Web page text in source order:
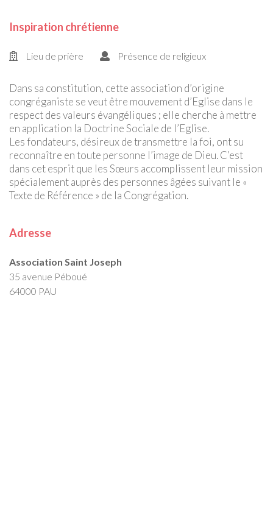
Inspiration chrétienne
Lieu de prière Présence de religieux
Dans sa constitution, cette association d’origine
congréganiste se veut être mouvement d’Eglise dans le
respect des valeurs évangéliques ; elle cherche à mettre
en application la Doctrine Sociale de l’Eglise.
Les fondateurs, désireux de transmettre la foi, ont su
reconnaître en toute personne l’image de Dieu. C’est
dans cet esprit que les Sœurs accomplissent leur mission
spécialement auprès des personnes âgées suivant le «
Texte de Référence » de la Congrégation.
Adresse
Association Saint Joseph
35 avenue Péboué
64000 PAU